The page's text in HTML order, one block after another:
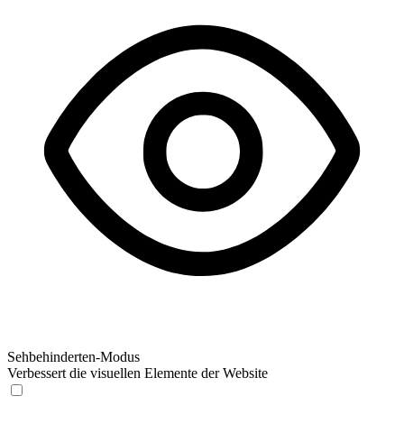
Sehbehinderten-Modus
Verbessert die visuellen Elemente der Website